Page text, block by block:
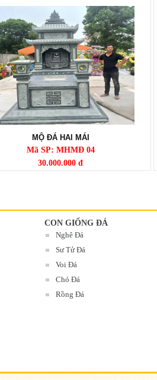
MỘ ĐÁ HAI MÁI
Mã SP: MHMĐ 04
30.000.000 đ
CON GIỐNG ĐÁ
Nghê Đá
Sư Tử Đá
Voi Đá
Chó Đá
Rồng Đá